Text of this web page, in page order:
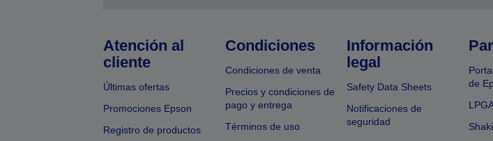
Atención al
cliente
Últimas ofertas
Promociones Epson
Registro de productos
Condiciones
Condiciones de venta
Precios y condiciones de
pago y entrega
Términos de uso
Información
legal
Safety Data Sheets
Notificaciones de
seguridad
de